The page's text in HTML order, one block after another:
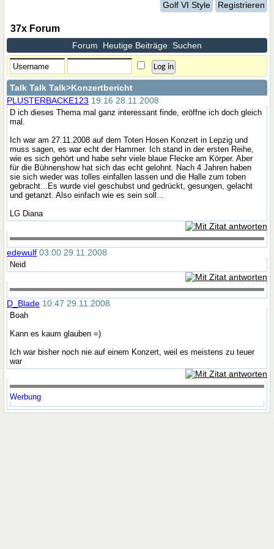
Golf VI Style Registrieren
37x Forum
Forum Heutige Beiträge Suchen
Talk Talk Talk>Konzertbericht
PLUSTERBACKE123 19:16 28.11.2008
D ich dieses Thema mal ganz interessant finde, eröffne ich doch gleich
mal.
Ich war am 27.11.2008 auf dem Toten Hosen Konzert in Lepzig und
muss sagen, es war echt der Hammer. Ich stand in der ersten Reihe,
wie es sich gehört und habe sehr viele blaue Flecke am Körper. Aber
für die Bühnenshow hat sich das echt gelohnt. Nach 4 Jahren haben
sie sich wieder was tolles einfallen lassen und die Halle zum toben
gebracht...Es wurde viel geschubst und gedrückt, gesungen, gelacht
und getanzt. Also einfach wie es sein soll...
LG Diana
edewulf 03:00 29.11.2008
Neid
D_Blade 10:47 29.11.2008
Boah
Kann es kaum glauben =)
Ich war bisher noch nie auf einem Konzert, weil es meistens zu teuer
war
Werbung